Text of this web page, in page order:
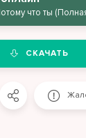
что ты
СКАЧАТЬ